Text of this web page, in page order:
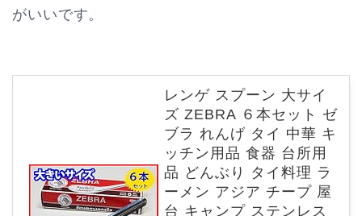
がいいです。
レンゲ スプーン 大サイ
ズ ZEBRA ６本セット ゼ
ブラ れんげ タイ 中華 キ
ッチン用品 食器 台所用
品 どんぶり タイ料理 ラ
ーメン アジア チープ 屋
台 キャンプ ステンレス